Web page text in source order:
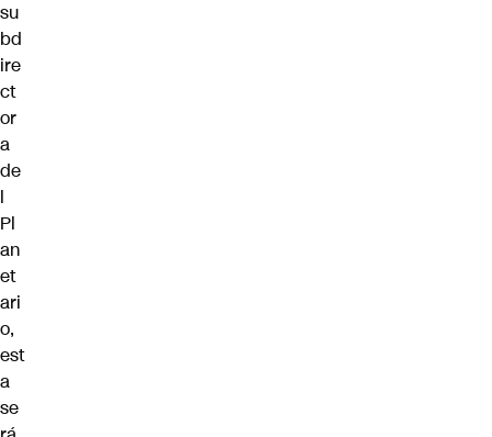
su
bd
ire
ct
or
a
de
l
Pl
an
et
ari
o,
est
a
se